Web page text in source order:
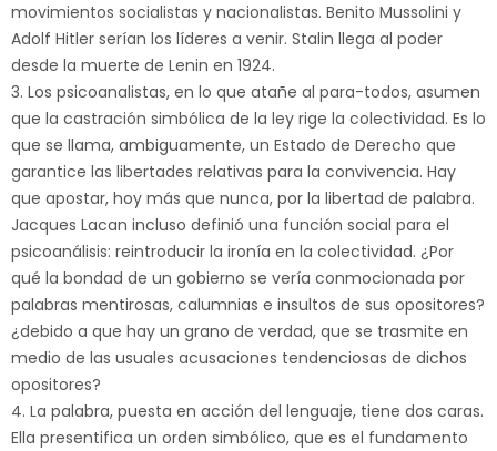
movimientos socialistas y nacionalistas. Benito Mussolini y
Adolf Hitler serían los líderes a venir. Stalin llega al poder
desde la muerte de Lenin en 1924.
3. Los psicoanalistas, en lo que atañe al para-todos, asumen
que la castración simbólica de la ley rige la colectividad. Es lo
que se llama, ambiguamente, un Estado de Derecho que
garantice las libertades relativas para la convivencia. Hay
que apostar, hoy más que nunca, por la libertad de palabra.
Jacques Lacan incluso definió una función social para el
psicoanálisis: reintroducir la ironía en la colectividad. ¿Por
qué la bondad de un gobierno se vería conmocionada por
palabras mentirosas, calumnias e insultos de sus opositores?
¿debido a que hay un grano de verdad, que se trasmite en
medio de las usuales acusaciones tendenciosas de dichos
opositores?
4. La palabra, puesta en acción del lenguaje, tiene dos caras.
Ella presentifica un orden simbólico, que es el fundamento